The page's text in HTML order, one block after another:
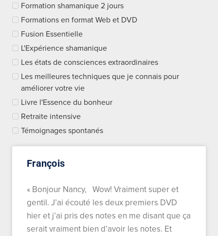
Formation shamanique 2 jours
Formations en format Web et DVD
Fusion Essentielle
L'Expérience shamanique
Les états de consciences extraordinaires
Les meilleures techniques que je connais pour
améliorer votre vie
Livre l'Essence du bonheur
Retraite intensive
Témoignages spontanés
François
« Bonjour Nancy, Wow! Vraiment super et
gentil. J’ai écouté les deux premiers DVD
hier et j’ai pris des notes en me disant que ça
serait vraiment bien d’avoir les notes. Et